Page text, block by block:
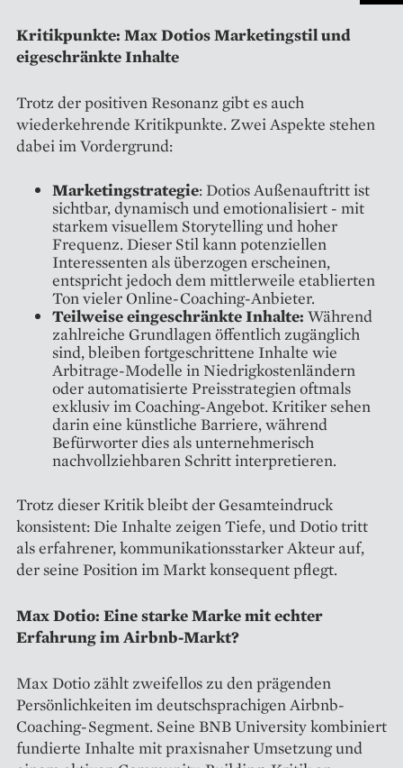
Kritikpunkte: Max Dotios Marketingstil und
eigeschränkte Inhalte
Trotz der positiven Resonanz gibt es auch
wiederkehrende Kritikpunkte. Zwei Aspekte stehen
dabei im Vordergrund:
Marketingstrategie: Dotios Außenauftritt ist
sichtbar, dynamisch und emotionalisiert - mit
starkem visuellem Storytelling und hoher
Frequenz. Dieser Stil kann potenziellen
Interessenten als überzogen erscheinen,
entspricht jedoch dem mittlerweile etablierten
Ton vieler Online-Coaching-Anbieter.
Teilweise eingeschränkte Inhalte: Während
zahlreiche Grundlagen öffentlich zugänglich
sind, bleiben fortgeschrittene Inhalte wie
Arbitrage-Modelle in Niedrigkostenländern
oder automatisierte Preisstrategien oftmals
exklusiv im Coaching-Angebot. Kritiker sehen
darin eine künstliche Barriere, während
Befürworter dies als unternehmerisch
nachvollziehbaren Schritt interpretieren.
Trotz dieser Kritik bleibt der Gesamteindruck
konsistent: Die Inhalte zeigen Tiefe, und Dotio tritt
als erfahrener, kommunikationsstarker Akteur auf,
der seine Position im Markt konsequent pflegt.
Max Dotio: Eine starke Marke mit echter
Erfahrung im Airbnb-Markt?
Max Dotio zählt zweifellos zu den prägenden
Persönlichkeiten im deutschsprachigen Airbnb-
Coaching-Segment. Seine BNB University kombiniert
fundierte Inhalte mit praxisnaher Umsetzung und